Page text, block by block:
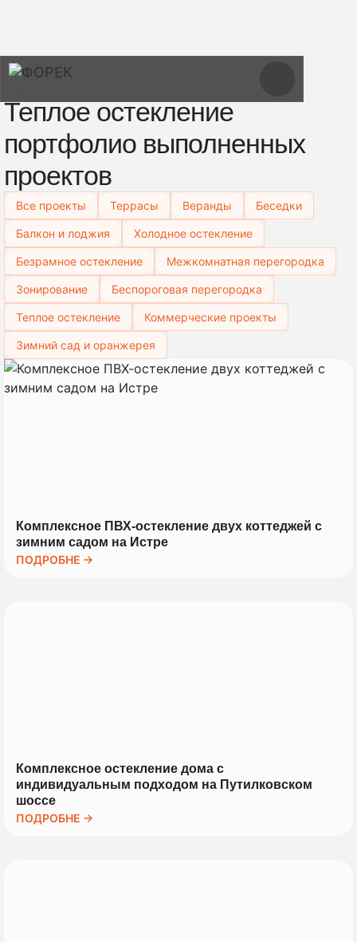
Теплое остекление
портфолио выполненных
проектов
Все проекты Террасы Веранды Беседки
Балкон и лоджия Холодное остекление
Безрамное остекление Межкомнатная перегородка
Зонирование Беспороговая перегородка
Теплое остекление Коммерческие проекты
Зимний сад и оранжерея
Комплексное ПВХ-остекление двух коттеджей с
зимним садом на Истре
ПОДРОБНЕ →
Комплексное остекление дома с
индивидуальным подходом на Путилковском
шоссе
ПОДРОБНЕ →